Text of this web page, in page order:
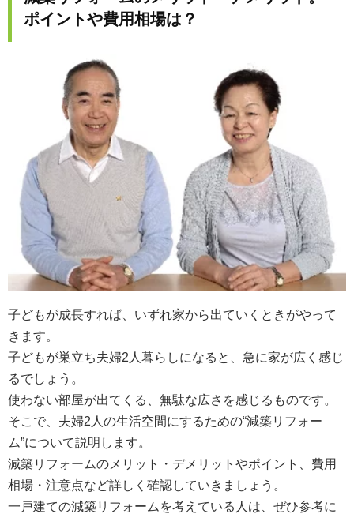
ポイントや費用相場は？
子どもが成長すれば、いずれ家から出ていくときがやって
きます。
子どもが巣立ち夫婦2人暮らしになると、急に家が広く感じ
るでしょう。
使わない部屋が出てくる、無駄な広さを感じるものです。
そこで、夫婦2人の生活空間にするための“減築リフォー
ム”について説明します。
減築リフォームのメリット・デメリットやポイント、費用
相場・注意点など詳しく確認していきましょう。
一戸建ての減築リフォームを考えている人は、ぜひ参考に